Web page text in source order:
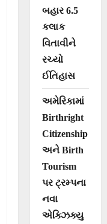
બહાર 6.5
કલાક
વિતાવીને
રચ્યો
ઈતિહાસ
અમેરિકામાં
Birthright
Citizenship
અને Birth
Tourism
પર ટ્રમ્પના
નવા
એક્ઝિક્યુ